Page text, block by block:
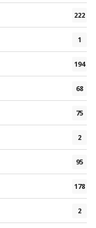
222
1
194
68
75
2
95
178
2